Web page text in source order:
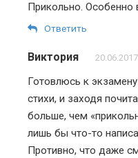
Прикольно. Особенно
Ответить
Виктория
Готовлюсь к
стихи, и заходя
больше, чем
лишь бы что-то
Противно, что даже